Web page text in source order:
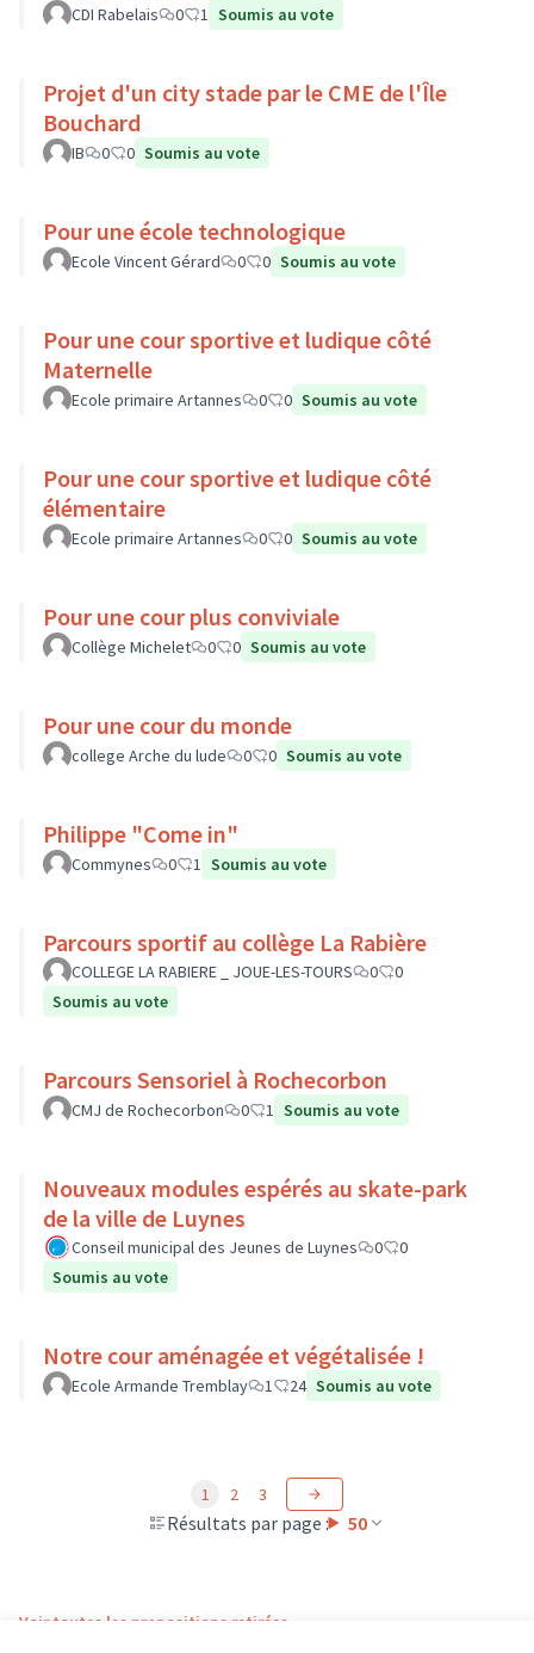
CDI Rabelais 0 1 Soumis au vote
Projet d'un city stade par le CME de l'Île
Bouchard
IB 0 0 Soumis au vote
Pour une école technologique
Ecole Vincent Gérard 0 0 Soumis au vote
Pour une cour sportive et ludique côté
Maternelle
Ecole primaire Artannes 0 0 Soumis au vote
Pour une cour sportive et ludique côté
élémentaire
Ecole primaire Artannes 0 0 Soumis au vote
Pour une cour plus conviviale
Collège Michelet 0 0 Soumis au vote
Pour une cour du monde
college Arche du lude 0 0 Soumis au vote
Philippe "Come in"
Commynes 0 1 Soumis au vote
Parcours sportif au collège La Rabière
COLLEGE LA RABIERE _ JOUE-LES-TOURS 0
0
Soumis au vote
Parcours Sensoriel à Rochecorbon
CMJ de Rochecorbon 0 1 Soumis au vote
Nouveaux modules espérés au skate-park
de la ville de Luynes
Conseil municipal des Jeunes de Luynes 0
0
Soumis au vote
Notre cour aménagée et végétalisée !
Ecole Armande Tremblay 1 24 Soumis au vote
Résultats par page : 50
1 2 3
Voir toutes les propositions retirées